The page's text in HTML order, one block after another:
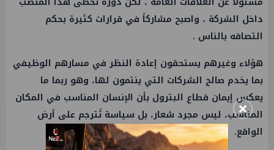
داخل الشركة ، واصبح مشاركاً في قرارات كثيرة بحكم
التصاقه بالناس .
هؤلاء وغيرهم يستحقون إعادة النظر في مسارهم الوظيفي
بما يخدم صالح الشركات التي ينتمون لها، وهو ربما ما
يعكس إيمان قطاع البترول بأن الإنسان المناسب في المكان
المناسب، ليس مجرد شعار، بل سياسة تُترجم على أرض
الواقع.
×